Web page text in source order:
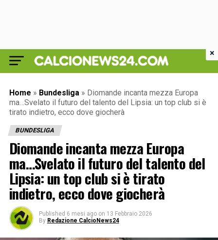
Home » Bundesliga » Diomande incanta mezza Europa
ma…Svelato il futuro del talento del Lipsia: un top club si è
tirato indietro, ecco dove giocherà
BUNDESLIGA
Diomande incanta mezza Europa
ma…Svelato il futuro del talento del
Lipsia: un top club si è tirato
indietro, ecco dove giocherà
Published 6 mesi ago on 13 Febbraio 2026
By Redazione CalcioNews24
×